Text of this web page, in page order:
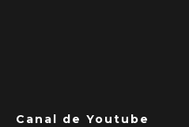
Canal de Youtube